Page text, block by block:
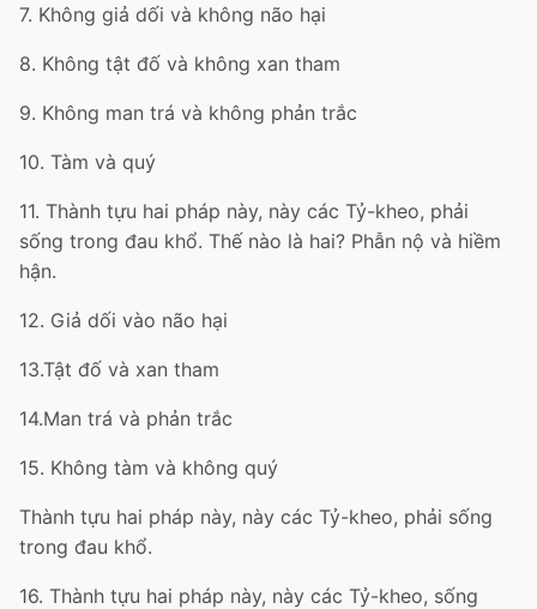
7. Không giả dối và không não hại
8. Không tật đố và không xan tham
9. Không man trá và không phản trắc
10. Tàm và quý
11. Thành tựu hai pháp này, này các Tỷ-kheo, phải
sống trong đau khổ. Thế nào là hai? Phẫn nộ và hiềm
hận.
12. Giả dối vào não hại
13.Tật đố và xan tham
14.Man trá và phản trắc
15. Không tàm và không quý
Thành tựu hai pháp này, này các Tỷ-kheo, phải sống
trong đau khổ.
16. Thành tựu hai pháp này, này các Tỷ-kheo, sống